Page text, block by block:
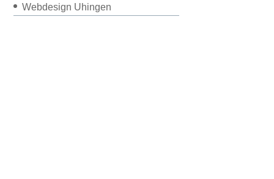
Webdesign Uhingen